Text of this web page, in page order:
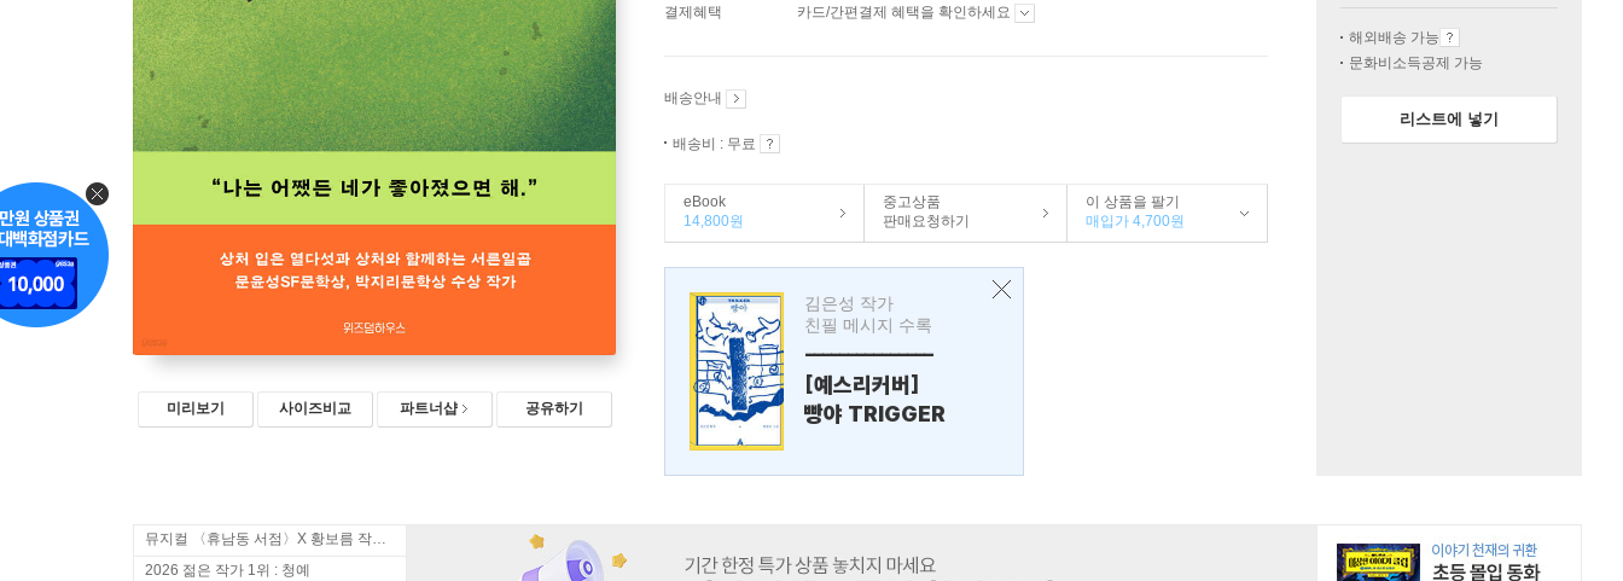
미리보기 사이즈비교 파트너샵 공유하기
결제혜택 카드/간편결제 혜택을 확인하세요
배송안내
배송비 : 무료
eBook
14,800원
중고상품
판매요청하기
이 상품을 팔기
매입가 4,700원
김은성 작가
친필 메시지 수록
---------------
[예스리커버]
빵야 TRIGGER
해외배송 가능
문화비소득공제 가능
리스트에 넣기
뮤지컬 〈휴남동 서점〉X 황보름 작가 북토크
2026 젊은 작가 1위 : 청예